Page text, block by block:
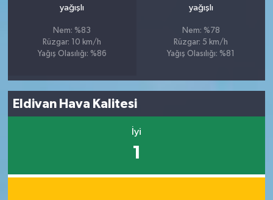
yağışlı
Nem: %83
Rüzgar: 10 km/h
Yağış Olasılığı: %86
yağışlı
Nem: %78
Rüzgar: 5 km/h
Yağış Olasılığı: %81
Eldivan Hava Kalitesi
İyi
1